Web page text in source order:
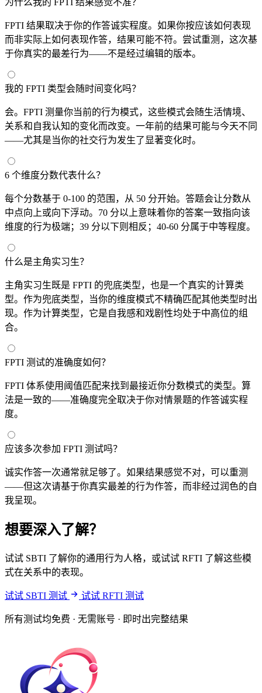
FPTI 结果取决于你的作答诚实程度。如果你按应该如何表现
而非实际上如何表现作答，结果可能不符。尝试重测，这次基
于你真实的最差行为——不是经过编辑的版本。
我的 FPTI 类型会随时间变化吗？
会。FPTI 测量你当前的行为模式，这些模式会随生活情境、
关系和自我认知的变化而改变。一年前的结果可能与今天不同
——尤其是当你的社交行为发生了显著变化时。
6 个维度分数代表什么？
每个分数基于 0-100 的范围，从 50 分开始。答题会让分数从
中点向上或向下浮动。70 分以上意味着你的答案一致指向该
维度的行为极端；39 分以下则相反；40-60 分属于中等程度。
什么是主角实习生？
主角实习生既是 FPTI 的兜底类型，也是一个真实的计算类
型。作为兜底类型，当你的维度模式不精确匹配其他类型时出
现。作为计算类型，它是自我感和戏剧性均处于中高位的组
合。
FPTI 测试的准确度如何？
FPTI 体系使用阈值匹配来找到最接近你分数模式的类型。算
法是一致的——准确度完全取决于你对情景题的作答诚实程
度。
应该多次参加 FPTI 测试吗？
诚实作答一次通常就足够了。如果结果感觉不对，可以重测
——但这次请基于你真实最差的行为作答，而非经过润色的自
我呈现。
想要深入了解？
试试 SBTI 了解你的通用行为人格，或试试 RFTI 了解这些模
式在关系中的表现。
试试 SBTI 测试 试试 RFTI 测试
所有测试均免费 · 无需账号 · 即时出完整结果